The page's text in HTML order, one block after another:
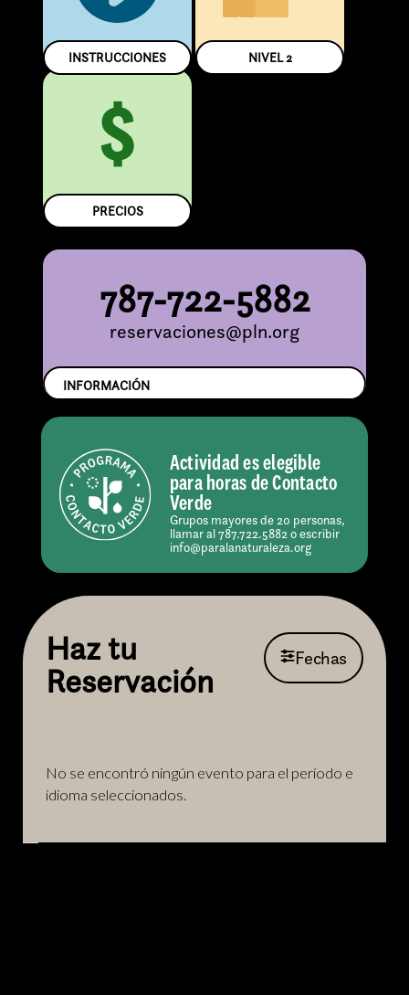
INSTRUCCIONES NIVEL2
$
PRECIOS
787-722-5882
reservaciones@pln.org
INFORMACIÓN
Actividad es elegible
para horas de Contacto
Verde
Grupos mayores de 20 personas,
llamar al 787.722.5882 o escribir
info@paralanaturaleza.org
Haz tu
Reservación
Fechas
No se encontró ningún evento para el período e
idioma seleccionados.